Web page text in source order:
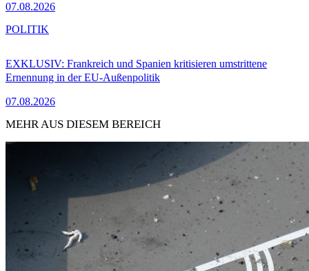
07.08.2026
EXKLUSIV: Frankreich und Spanien kritisieren umstrittene
Ernennung in der EU-Außenpolitik
07.08.2026
POLITIK
MEHR AUS DIESEM BEREICH